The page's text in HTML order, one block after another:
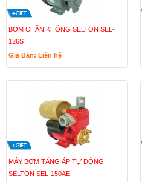
BƠM CHÂN KHÔNG SELTON SEL-
126S
Giá Bán: Liên hệ
MÁY BƠM TĂNG ÁP TỰ ĐỘNG
SELTON SEL-150AE